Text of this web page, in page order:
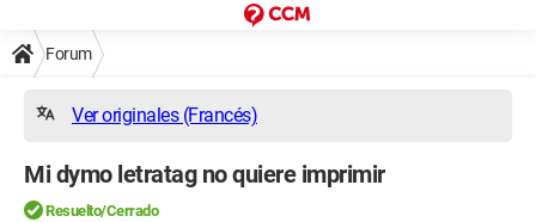
Forum
Ver originales (Francés)
Mi dymo letratag no quiere imprimir
Resuelto/Cerrado